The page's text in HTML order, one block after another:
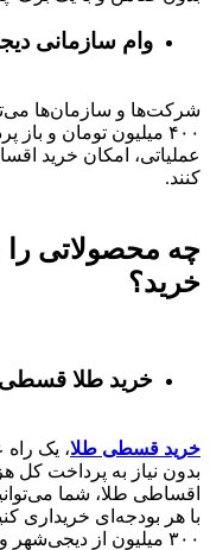
وام سازمانی
شرکت‌ها و سازمان‌ها
۴۰۰ میلیون تومان و باز
عملیاتی، امکان خرید
کنند.
چه محصولاتی
خرید؟
خرید طلا قسطی
خرید قسطی طلا، یک
بدون نیاز به پرداخت کل
اقساطی طلا، شما
با هر بودجه‌ای خریداری
۳۰۰ میلیون از دیجی‌شهر وام کالا دریافت کنند.